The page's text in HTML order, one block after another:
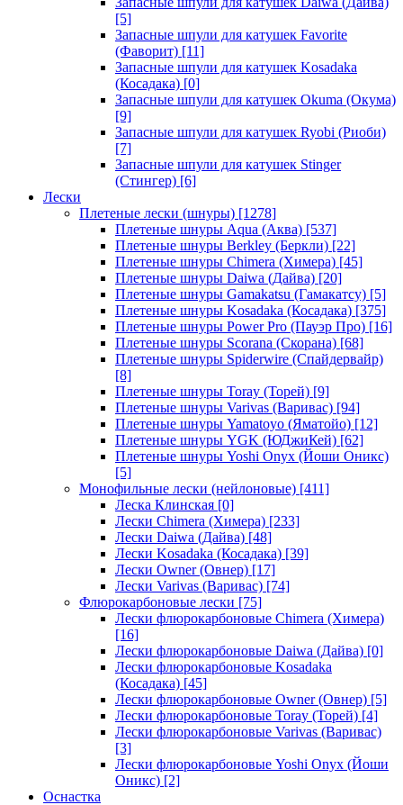
[5]
Запасные шпули для катушек Favorite
(Фаворит) [11]
Запасные шпули для катушек Kosadaka
(Косадака) [0]
Запасные шпули для катушек Okuma (Окума)
[9]
Запасные шпули для катушек Ryobi (Риоби)
[7]
Запасные шпули для катушек Stinger
(Стингер) [6]
Лески
Плетеные лески (шнуры) [1278]
Плетеные шнуры Aqua (Аква) [537]
Плетеные шнуры Berkley (Беркли) [22]
Плетеные шнуры Chimera (Химера) [45]
Плетеные шнуры Daiwa (Дайва) [20]
Плетеные шнуры Gamakatsu (Гамакатсу) [5]
Плетеные шнуры Kosadaka (Косадака) [375]
Плетеные шнуры Power Pro (Пауэр Про) [16]
Плетеные шнуры Scorana (Скорана) [68]
Плетеные шнуры Spiderwire (Спайдервайр)
[8]
Плетеные шнуры Toray (Торей) [9]
Плетеные шнуры Varivas (Варивас) [94]
Плетеные шнуры Yamatoyo (Яматойо) [12]
Плетеные шнуры YGK (ЮДжиКей) [62]
Плетеные шнуры Yoshi Onyx (Йоши Оникс)
[5]
Монофильные лески (нейлоновые) [411]
Леска Клинская [0]
Лески Chimera (Химера) [233]
Лески Daiwa (Дайва) [48]
Лески Kosadaka (Косадака) [39]
Лески Owner (Овнер) [17]
Лески Varivas (Варивас) [74]
Флюрокарбоновые лески [75]
Лески флюрокарбоновые Chimera (Химера)
[16]
Лески флюрокарбоновые Daiwa (Дайва) [0]
Лески флюрокарбоновые Kosadaka
(Косадака) [45]
Лески флюрокарбоновые Owner (Овнер) [5]
Лески флюрокарбоновые Toray (Торей) [4]
Лески флюрокарбоновые Varivas (Варивас)
[3]
Лески флюрокарбоновые Yoshi Onyx (Йоши
Оникс) [2]
Оснастка